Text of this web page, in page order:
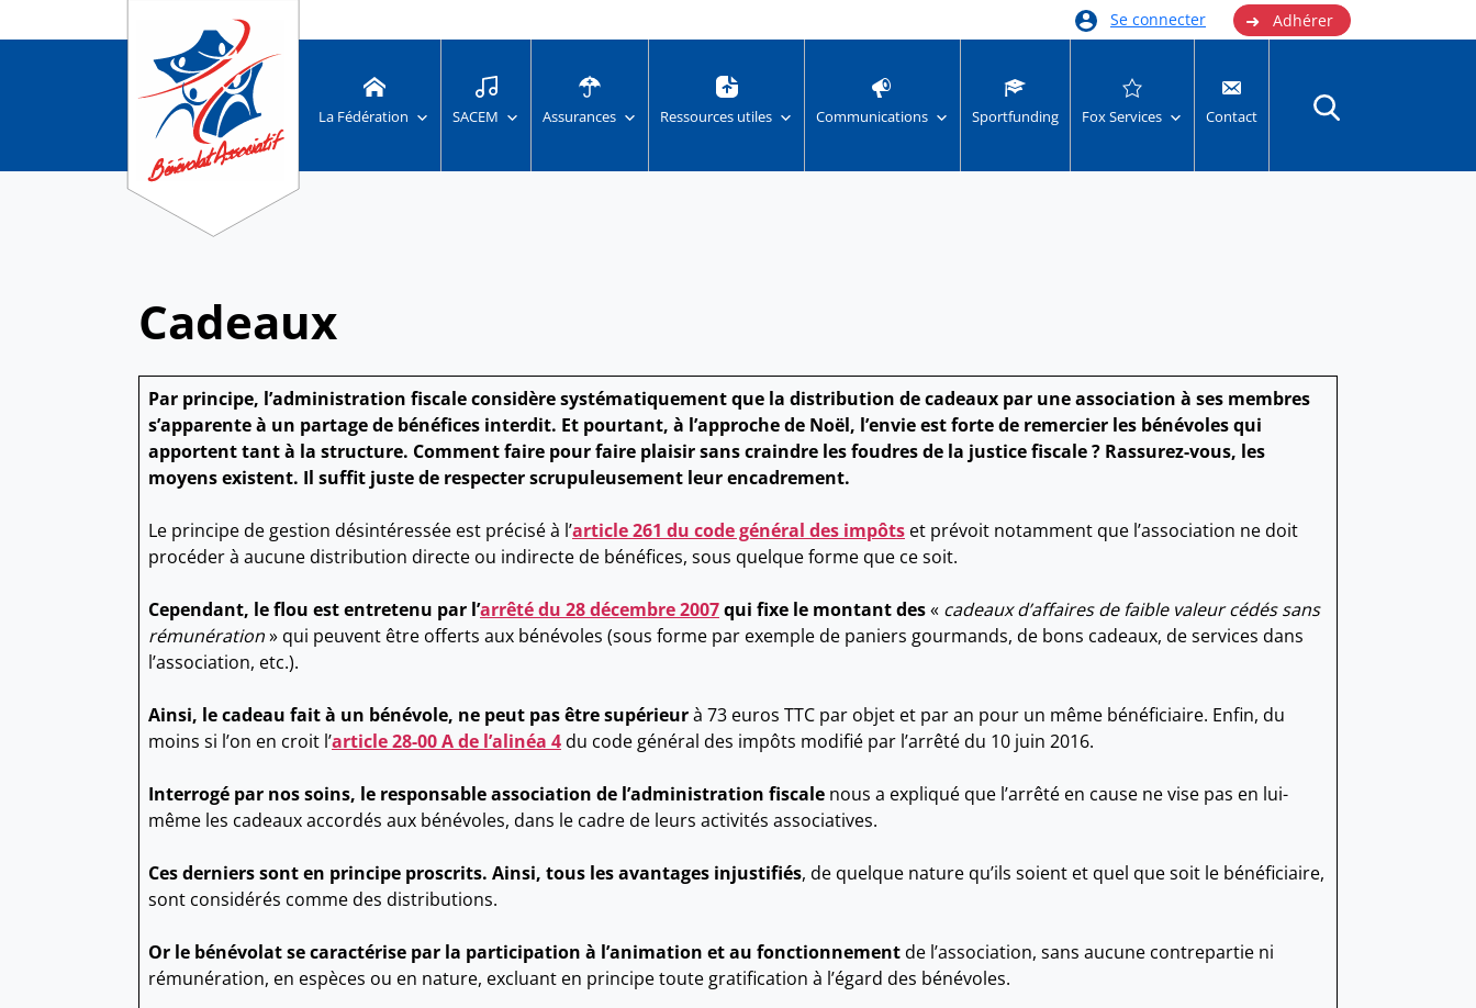
Se connecter ➜ Adhérer
La Fédération SACEM Assurances Ressources utiles Communications Sportfunding Fox Services Contact
Cadeaux
Par principe, l’administration fiscale considère systématiquement que la distribution de cadeaux par une association à ses membres
s’apparente à un partage de bénéfices interdit. Et pourtant, à l’approche de Noël, l’envie est forte de remercier les bénévoles qui
apportent tant à la structure. Comment faire pour faire plaisir sans craindre les foudres de la justice fiscale ? Rassurez-vous, les
moyens existent. Il suffit juste de respecter scrupuleusement leur encadrement.
Le principe de gestion désintéressée est précisé à l’article 261 du code général des impôts et prévoit notamment que l’association ne doit
procéder à aucune distribution directe ou indirecte de bénéfices, sous quelque forme que ce soit.
Cependant, le flou est entretenu par l’arrêté du 28 décembre 2007qui fixe le montant des« cadeaux d’affaires de faible valeur cédés sans
rémunération» qui peuvent être offerts aux bénévoles (sous forme par exemple de paniers gourmands, de bons cadeaux, de services dans
l’association, etc.).
Ainsi, le cadeau fait à un bénévole, ne peut pas être supérieurà 73 euros TTC par objet et par an pour un même bénéficiaire. Enfin, du
moins si l’on en croit l’article 28-00 A de l’alinéa 4du code général des impôts modifié par l’arrêté du 10 juin 2016.
Interrogé par nos soins, le responsable association de l’administration fiscale nous a expliqué que l’arrêté en cause ne vise pas en lui-
même les cadeaux accordés aux bénévoles, dans le cadre de leurs activités associatives.
Ces derniers sont en principe proscrits. Ainsi, tous les avantages injustifiés, de quelque nature qu’ils soient et quel que soit le bénéficiaire,
sont considérés comme des distributions.
Or le bénévolat se caractérise par la participation à l’animation et au fonctionnementde l’association, sans aucune contrepartie ni
rémunération, en espèces ou en nature, excluant en principe toute gratification à l’égard des bénévoles.